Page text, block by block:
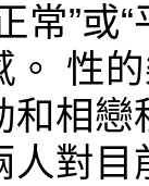
常”或
。 性
和相
人對